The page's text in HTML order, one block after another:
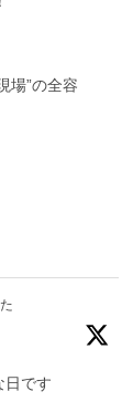
場”の全容
日です